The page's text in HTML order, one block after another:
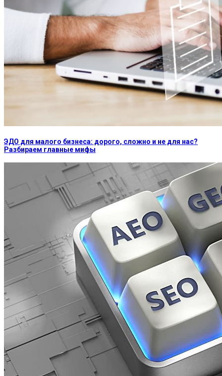
ЭДО для малого бизнеса: дорого, сложно и не для нас?
Разбираем главные мифы